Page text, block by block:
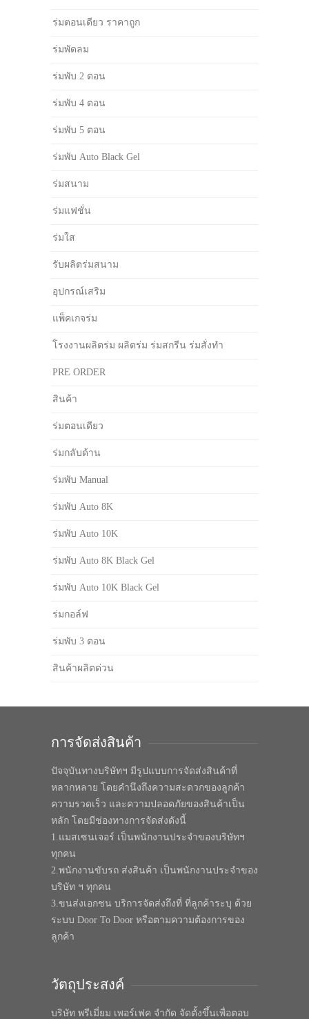
ร่มตอนเดียว ราคาถูก
ร่มพัดลม
ร่มพับ 2 ตอน
ร่มพับ 4 ตอน
ร่มพับ 5 ตอน
ร่มพับ Auto Black Gel
ร่มสนาม
ร่มแฟชั่น
ร่มใส
รับผลิตร่มสนาม
อุปกรณ์เสริม
แพ็คเกจร่ม
โรงงานผลิตร่ม ผลิตร่ม ร่มสกรีน ร่มสั่งทำ
PRE ORDER
สินค้า
ร่มตอนเดียว
ร่มกลับด้าน
ร่มพับ Manual
ร่มพับ Auto 8K
ร่มพับ Auto 10K
ร่มพับ Auto 8K Black Gel
ร่มพับ Auto 10K Black Gel
ร่มกอล์ฟ
ร่มพับ 3 ตอน
สินค้าผลิตด่วน
การจัดส่งสินค้า
ปัจจุบันทางบริษัทฯ มีรูปแบบการจัดส่งสินค้าที่
หลากหลาย โดยคำนึงถึงความสะดวกของลูกค้า
ความรวดเร็ว และความปลอดภัยของสินค้าเป็น
หลัก โดยมีช่องทางการจัดส่งดังนี้
1.แมสเซนเจอร์ เป็นพนักงานประจำของบริษัทฯ
ทุกคน
2.พนักงานขับรถ ส่งสินค้า เป็นพนักงานประจำของ
บริษัท ฯ ทุกคน
3.ขนส่งเอกชน บริการจัดส่งถึงที่ ที่ลูกค้าระบุ ด้วย
ระบบ Door To Door หรือตามความต้องการของ
ลูกค้า
วัตถุประสงค์
บริษัท พรีเมี่ยม เพอร์เฟค จำกัด จัดตั้งขึ้นเพื่อตอบ